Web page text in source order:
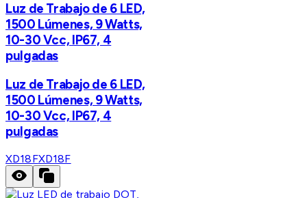
Luz de Trabajo de 6 LED,
1500 Lúmenes, 9 Watts,
10-30 Vcc, IP67, 4
pulgadas
Luz de Trabajo de 6 LED,
1500 Lúmenes, 9 Watts,
10-30 Vcc, IP67, 4
pulgadas
XD18FXD18F